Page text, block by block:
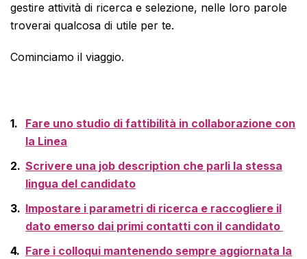
gestire attività di ricerca e selezione, nelle loro parole
troverai qualcosa di utile per te.
Cominciamo il viaggio.
Fare uno studio di fattibilità in collaborazione con
la Linea
Scrivere una job description che parli la stessa
lingua del candidato
Impostare i parametri di ricerca e raccogliere il
dato emerso dai primi contatti con il candidato
Fare i colloqui mantenendo sempre aggiornata la